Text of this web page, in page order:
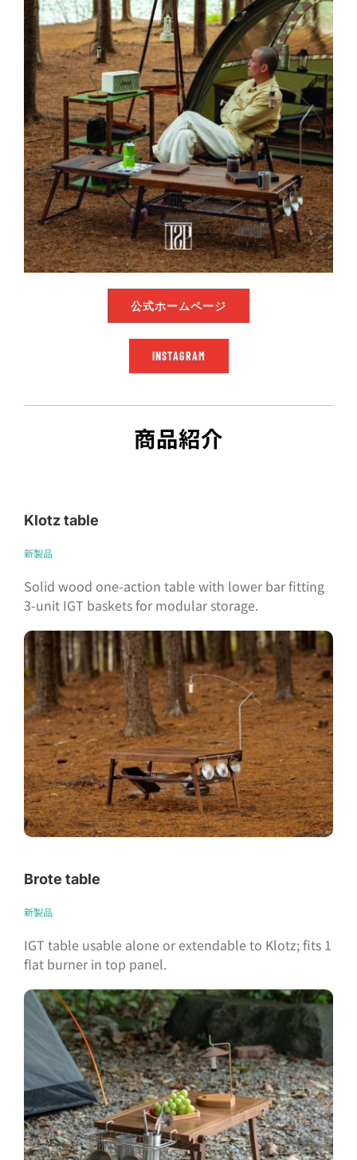
公式ホームページ
INSTAGRAM
商品紹介
Klotz table
新製品
Solid wood one-action table with lower bar fitting
3-unit IGT baskets for modular storage.
Brote table
新製品
IGT table usable alone or extendable to Klotz; fits 1
flat burner in top panel.